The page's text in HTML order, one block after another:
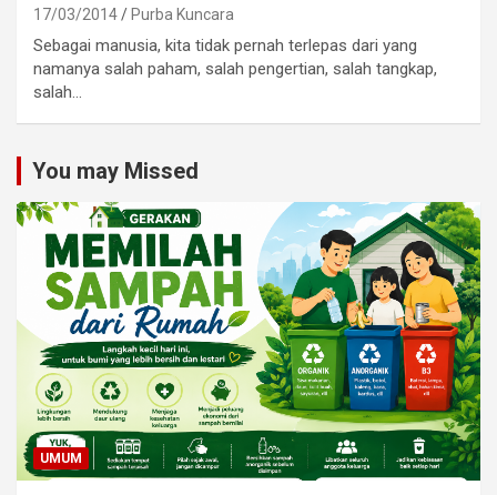
17/03/2014 Purba Kuncara
Sebagai manusia, kita tidak pernah terlepas dari yang
namanya salah paham, salah pengertian, salah tangkap,
salah…
You may Missed
UMUM